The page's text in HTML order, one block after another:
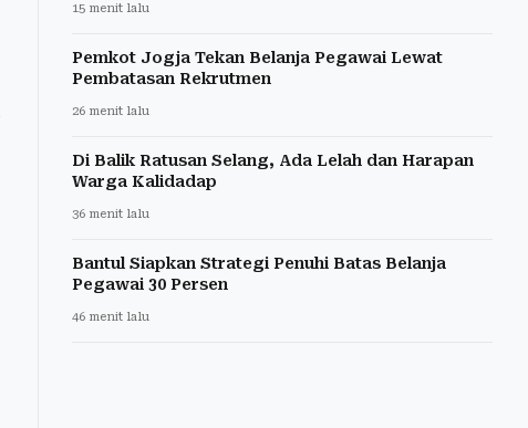
15 menit lalu
Pemkot Jogja Tekan Belanja Pegawai Lewat
Pembatasan Rekrutmen
26 menit lalu
Di Balik Ratusan Selang, Ada Lelah dan Harapan
Warga Kalidadap
36 menit lalu
Bantul Siapkan Strategi Penuhi Batas Belanja
Pegawai 30 Persen
46 menit lalu